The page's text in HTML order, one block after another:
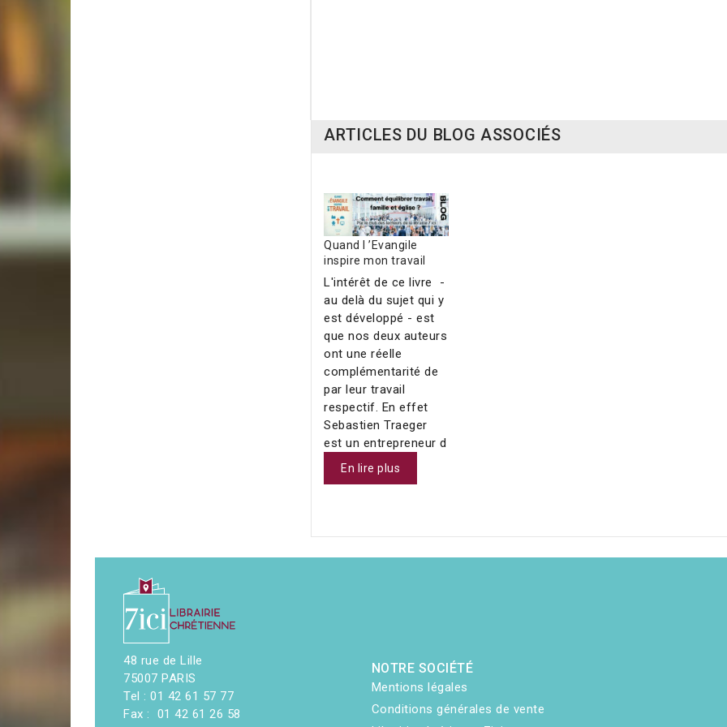
ARTICLES DU BLOG ASSOCIÉS
Quand l ’Evangile
inspire mon travail
L'intérêt de ce livre -
au delà du sujet qui y
est développé - est
que nos deux auteurs
ont une réelle
complémentarité de
par leur travail
respectif. En effet
Sebastien Traeger
est un entrepreneur d
En lire plus
48 rue de Lille
75007 PARIS
Tel : 01 42 61 57 77
Fax : 01 42 61 26 58
NOTRE SOCIÉTÉ
Mentions légales
Conditions générales de vente